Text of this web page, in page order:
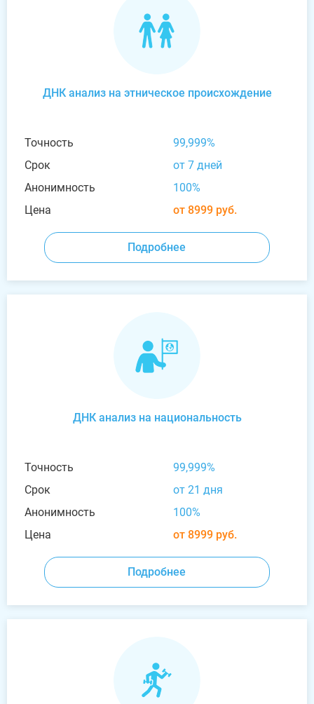
ДНК анализ на этническое происхождение
Точность
99,999%
Срок
от 7 дней
Анонимность
100%
Цена
от 8999 руб.
Подробнее
ДНК анализ на национальность
Точность
99,999%
Срок
от 21 дня
Анонимность
100%
Цена
от 8999 руб.
Подробнее